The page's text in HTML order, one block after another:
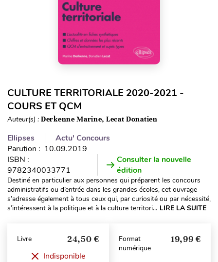
CULTURE TERRITORIALE 2020-2021 -
COURS ET QCM
Auteur(s) : Derkenne Marine, Lecat Donatien
Ellipses
Actu' Concours
Parution : 10.09.2019
ISBN :
9782340033771
Consulter la nouvelle
édition
Destiné en particulier aux personnes qui préparent les concours
administratifs ou d’entrée dans les grandes écoles, cet ouvrage
s’adresse également à tous ceux qui, par curiosité ou par nécessité,
s’intéressent à la politique et à la culture territori... LIRE LA SUITE
Livre 24,50 €
Indisponible
Format
numérique
19,99 €